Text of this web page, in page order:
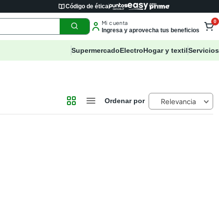
Código de ética
Mi cuenta
Ingresa y aprovecha tus beneficios
0
SupermercadoElectroHogar y textilServicios
Relevancia